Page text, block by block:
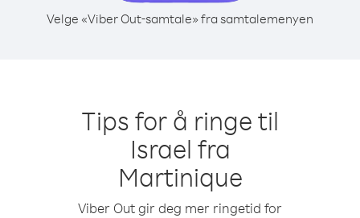
Velge «Viber Out-samtale» fra samtalemenyen
Tips for å ringe til
Israel fra
Martinique
Viber Out gir deg mer ringetid for